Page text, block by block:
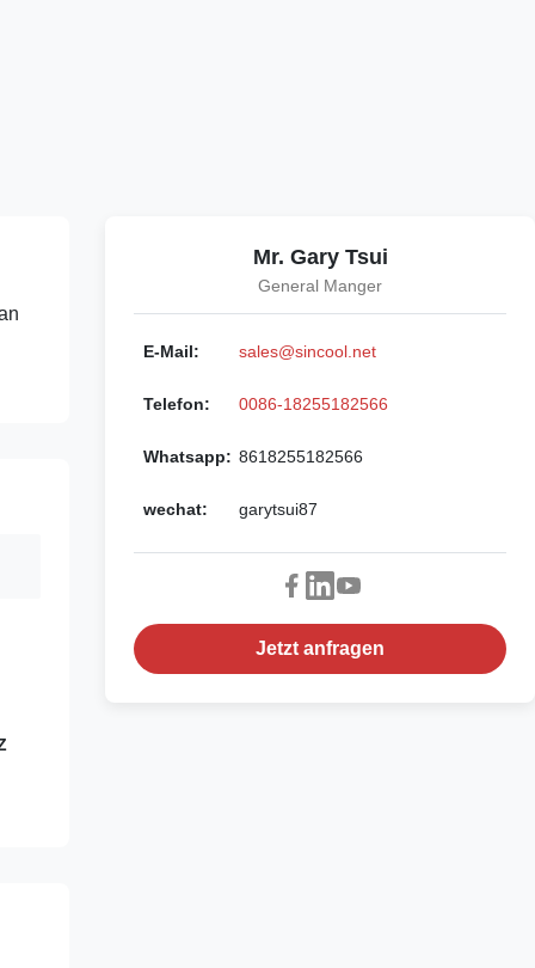
Mr. Gary Tsui
General Manger
E-Mail: sales@sincool.net
Telefon: 0086-18255182566
Whatsapp: 8618255182566
wechat: garytsui87
Jetzt anfragen